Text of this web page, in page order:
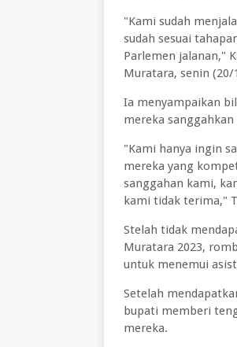
"Kami sudah
sudah sesuai
Parlemen jalanan,"
Muratara, senin (20/
Ia menyampaikan
mereka
"Kami hanya ingin
mereka yang
sanggahan kami,
kami tidak terima,"
Stelah tidak
Muratara 2023,
untuk menemui
Setelah
bupati memberi
mereka.